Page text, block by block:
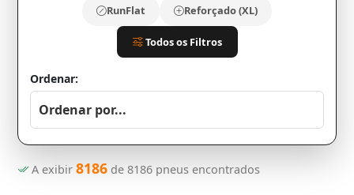
RunFlat Reforçado (XL)
Todos os Filtros
Ordenar:
A exibir 8186 de 8186 pneus encontrados